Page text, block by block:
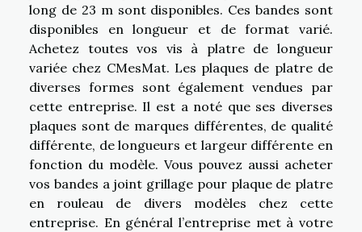
long de 23 m sont disponibles. Ces bandes sont
disponibles en longueur et de format varié.
Achetez toutes vos vis à platre de longueur
variée chez CMesMat. Les plaques de platre de
diverses formes sont également vendues par
cette entreprise. Il est a noté que ses diverses
plaques sont de marques différentes, de qualité
différente, de longueurs et largeur différente en
fonction du modèle. Vous pouvez aussi acheter
vos bandes a joint grillage pour plaque de platre
en rouleau de divers modèles chez cette
entreprise. En général l’entreprise met à votre